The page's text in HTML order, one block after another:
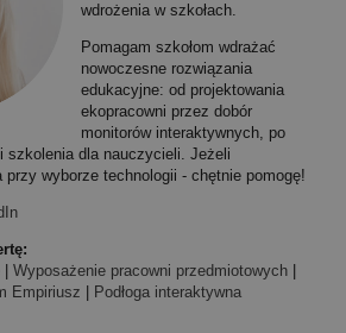
wdrożenia w szkołach.
Pomagam szkołom wdrażać
nowoczesne rozwiązania
edukacyjne: od projektowania
ekopracowni przez dobór
monitorów interaktywnych, po
szkolenia dla nauczycieli. Jeżeli
przy wyborze technologii - chętnie pomogę!
Wyposażenie pracowni przedmiotowych
Empiriusz
Podłoga interaktywna